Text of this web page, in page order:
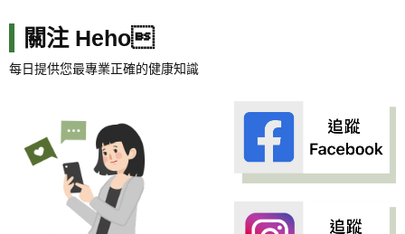
關注 Heho
每日提供您最專業正確的健康知識